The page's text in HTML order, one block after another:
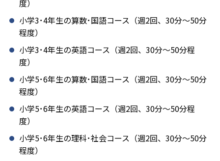
度）
小学3･4年生の算数･国語コース（週2回、30分～50分
程度）
小学3･4年生の英語コース（週2回、30分～50分程
度）
小学5･6年生の算数･国語コース（週2回、30分～50分
程度）
小学5･6年生の英語コース（週2回、30分～50分程
度）
小学5･6年生の理科･社会コース（週2回、30分～50分
程度）